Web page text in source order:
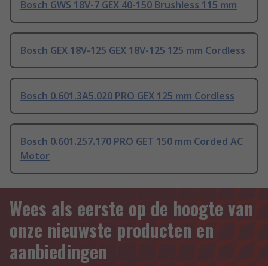
Bosch GWS 18V-7 GEX 40-150 Brushless 115 mm
Bosch GEX 18V-125 GEX 18V-125 125 mm Cordless
Bosch 0.601.3A5.020 PRO GEX 125 mm Cordless
Bosch 0.601.257.170 PRO GET 150 mm Corded AC
Motor
Wees als eerste op de hoogte van
onze nieuwste producten en
aanbiedingen